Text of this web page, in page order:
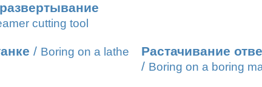
cutting tool
/ Boring on a lathe
Растачивание
/ Boring on a boring